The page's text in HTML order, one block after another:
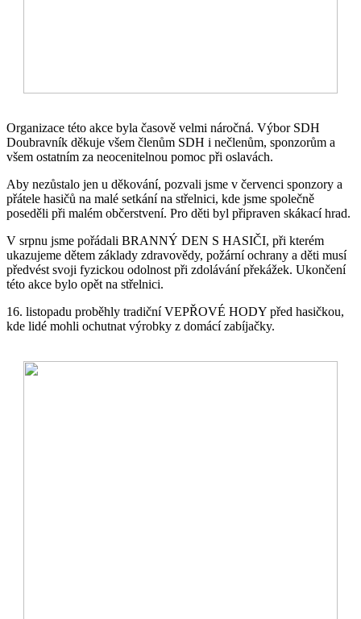
Organizace této akce byla časově velmi náročná. Výbor SDH
Doubravník děkuje všem členům SDH i nečlenům, sponzorům a
všem ostatním za neocenitelnou pomoc při oslavách.
Aby nezůstalo jen u děkování, pozvali jsme v červenci sponzory a
přátele hasičů na malé setkání na střelnici, kde jsme společně
poseděli při malém občerstvení. Pro děti byl připraven skákací hrad.
V srpnu jsme pořádali BRANNÝ DEN S HASIČI, při kterém
ukazujeme dětem základy zdravovědy, požární ochrany a děti musí
předvést svoji fyzickou odolnost při zdolávání překážek. Ukončení
této akce bylo opět na střelnici.
16. listopadu proběhly tradiční VEPŘOVÉ HODY před hasičkou,
kde lidé mohli ochutnat výrobky z domácí zabíjačky.